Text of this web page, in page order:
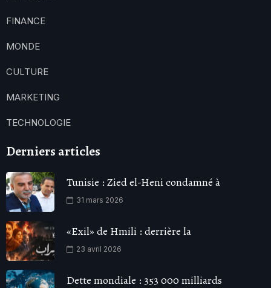
FINANCE
MONDE
CULTURE
MARKETING
TECHNOLOGIE
Derniers articles
Tunisie : Zied el-Heni condamné à
31 mars 2026
«Exil» de Hmili : derrière la
23 avril 2026
Dette mondiale : 353 000 milliards